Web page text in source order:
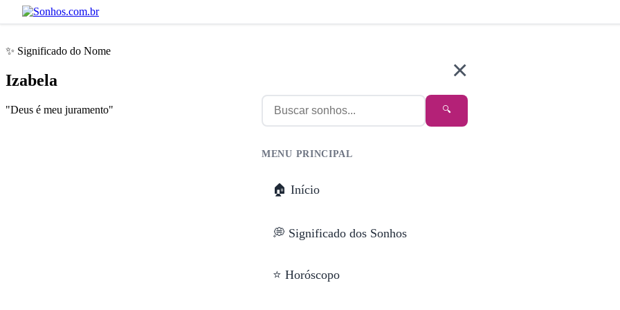
×
🔍
MENU PRINCIPAL
🏠 Início
💭 Significado dos Sonhos
⭐ Horóscopo
✨ Significado do Nome
Izabela
"Deus é meu juramento"